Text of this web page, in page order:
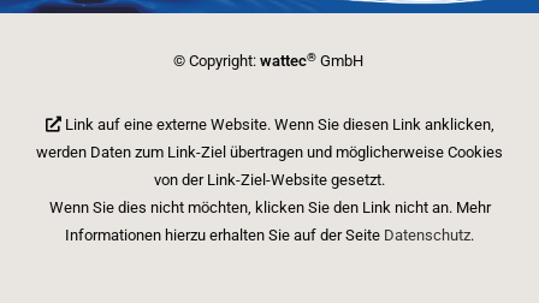
© Copyright: wattec®GmbH
Link auf eine externe Website. Wenn Sie diesen Link anklicken,
werden Daten zum Link-Ziel übertragen und möglicherweise Cookies
von der Link-Ziel-Website gesetzt.
Wenn Sie dies nicht möchten, klicken Sie den Link nicht an. Mehr
Informationen hierzu erhalten Sie auf der Seite Datenschutz.